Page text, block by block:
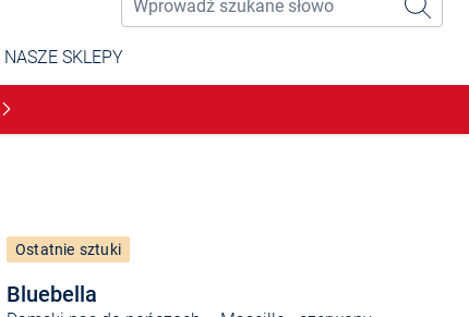
NASZE SKLEPY
Bluebella
Ostatnie sztuki